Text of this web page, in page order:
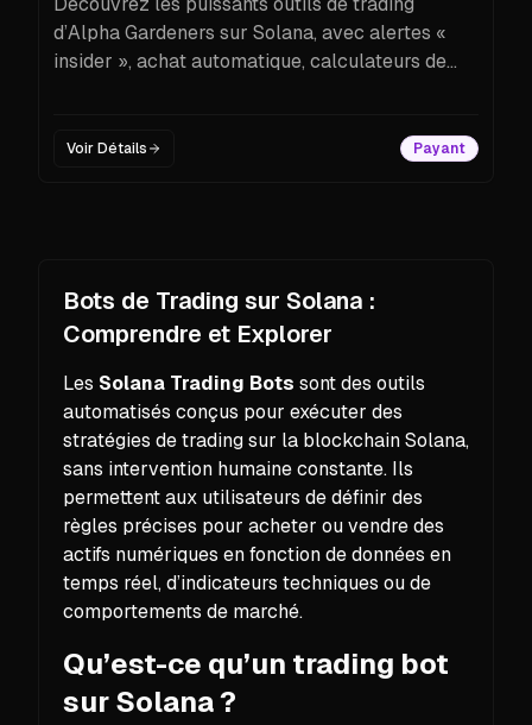
d’Alpha Gardeners sur Solana, avec alertes «
insider », achat automatique, calculateurs de
Voir Détails Payant
Bots de Trading sur Solana :
Comprendre et Explorer
Les Solana Trading Bots sont des outils
automatisés conçus pour exécuter des
stratégies de trading sur la blockchain Solana,
sans intervention humaine constante. Ils
permettent aux utilisateurs de définir des
règles précises pour acheter ou vendre des
actifs numériques en fonction de données en
temps réel, d’indicateurs techniques ou de
comportements de marché.
Qu’est-ce qu’un trading bot
sur Solana ?